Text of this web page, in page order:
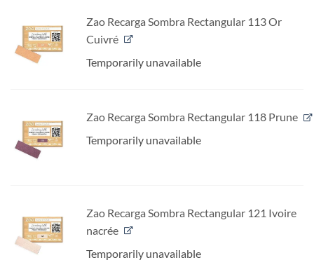
Zao Recarga Sombra Rectangular 113 Or
Cuivré
Temporarily unavailable
Zao Recarga Sombra Rectangular 118 Prune
Temporarily unavailable
Zao Recarga Sombra Rectangular 121 Ivoire
nacrée
Temporarily unavailable